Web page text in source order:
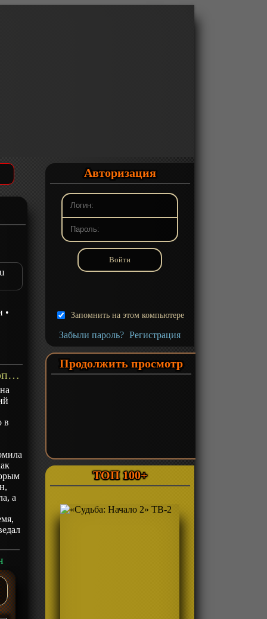
•
«Хранители ветра» Фильм-1 - описание
в
а
Авторизация
Запомнить на этом компьютере
Забыли пароль? Регистрация
Продолжить просмотр
ТОП 100+